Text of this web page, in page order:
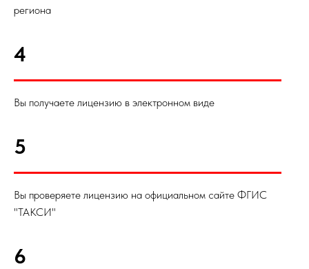
региона
4
Вы получаете лицензию в электронном виде
5
Вы проверяете лицензию на официальном сайте ФГИС
"ТАКСИ"
6